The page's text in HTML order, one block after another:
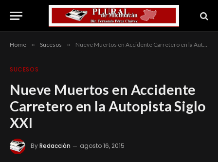
Home » Sucesos » Nueve Muertos en Accidente Carretero en la Autopista Siglo XXI
SUCESOS
Nueve Muertos en Accidente
Carretero en la Autopista Siglo
XXI
ByRedacción agosto 16, 2015